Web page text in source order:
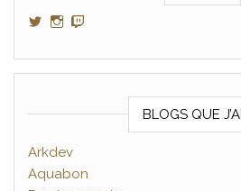
Voir le profil de GamerAltris sur
Voir le profil de GamerAltris sur
BLOGS QUE
Arkdev
Aquabon